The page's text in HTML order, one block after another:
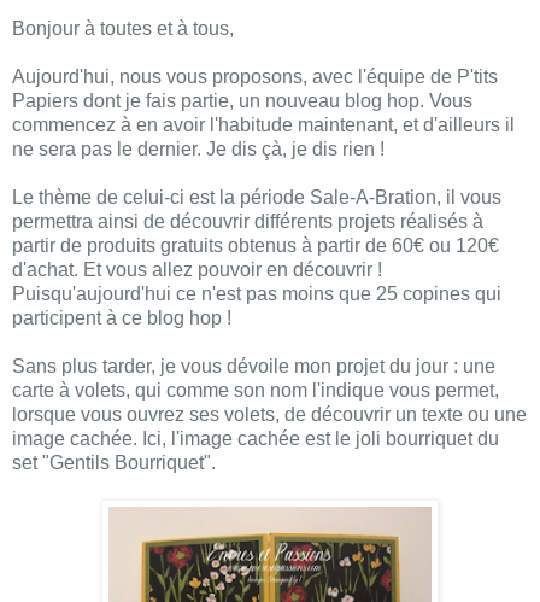
Bonjour à toutes et à tous,
Aujourd'hui, nous vous proposons, avec l'équipe de P'tits
Papiers dont je fais partie, un nouveau blog hop. Vous
commencez à en avoir l'habitude maintenant, et d'ailleurs il
ne sera pas le dernier. Je dis çà, je dis rien !
Le thème de celui-ci est la période Sale-A-Bration, il vous
permettra ainsi de découvrir différents projets réalisés à
partir de produits gratuits obtenus à partir de 60€ ou 120€
d'achat. Et vous allez pouvoir en découvrir !
Puisqu'aujourd'hui ce n'est pas moins que 25 copines qui
participent à ce blog hop !
Sans plus tarder, je vous dévoile mon projet du jour : une
carte à volets, qui comme son nom l'indique vous permet,
lorsque vous ouvrez ses volets, de découvrir un texte ou une
image cachée. Ici, l'image cachée est le joli bourriquet du
set "Gentils Bourriquet".